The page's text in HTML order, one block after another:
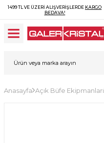
1499 TL VE ÜZERI ALIŞVERIŞLERDE KARGO
BEDAVA!
Anasayfa Açık Büfe Ekipmanları